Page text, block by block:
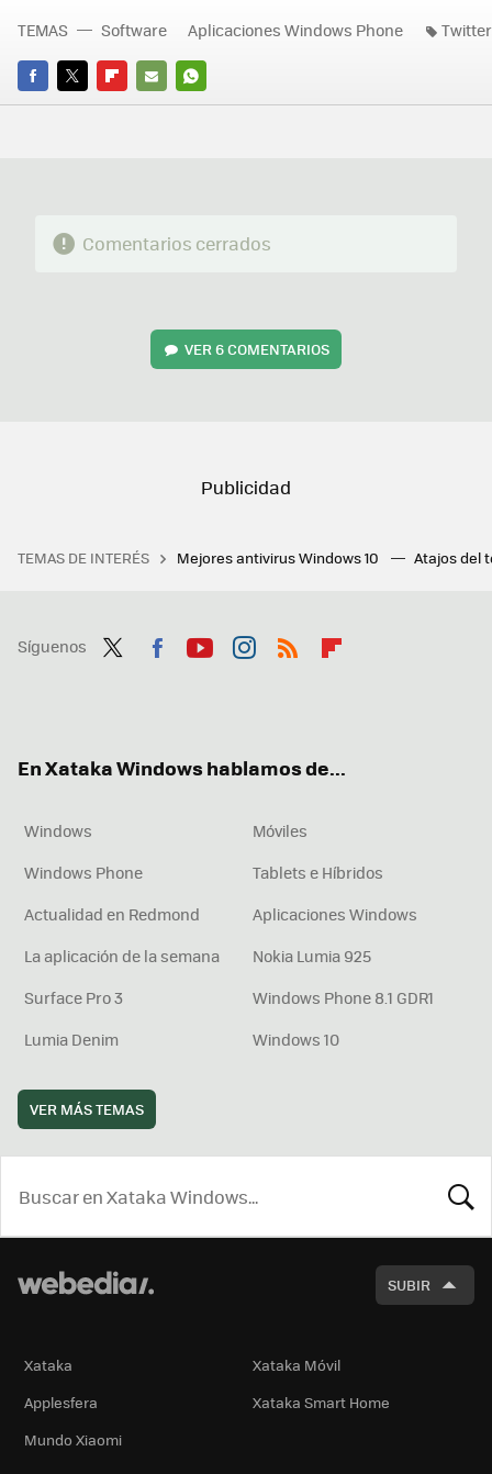
FACEBOOK
TWITTERFLIPBOARD
E-
WHATSAPP
TEMAS Software Aplicaciones Windows Phone Twitter
Comentarios cerrados
VER6 COMENTARIOS
TEMAS DE INTERÉS Mejores antivirus Windows 10 Atajos del
Síguenos
En Xataka Windows hablamos de...
Windows
Móviles
Windows Phone
Tablets e Híbridos
Actualidad en Redmond
Aplicaciones Windows
La aplicación de la semana
Nokia Lumia 925
Surface Pro 3
Windows Phone 8.1 GDR1
Lumia Denim
Windows 10
VER MÁS TEMAS
SUBIR
Xataka
Xataka Móvil
Applesfera
Xataka Smart Home
Mundo Xiaomi